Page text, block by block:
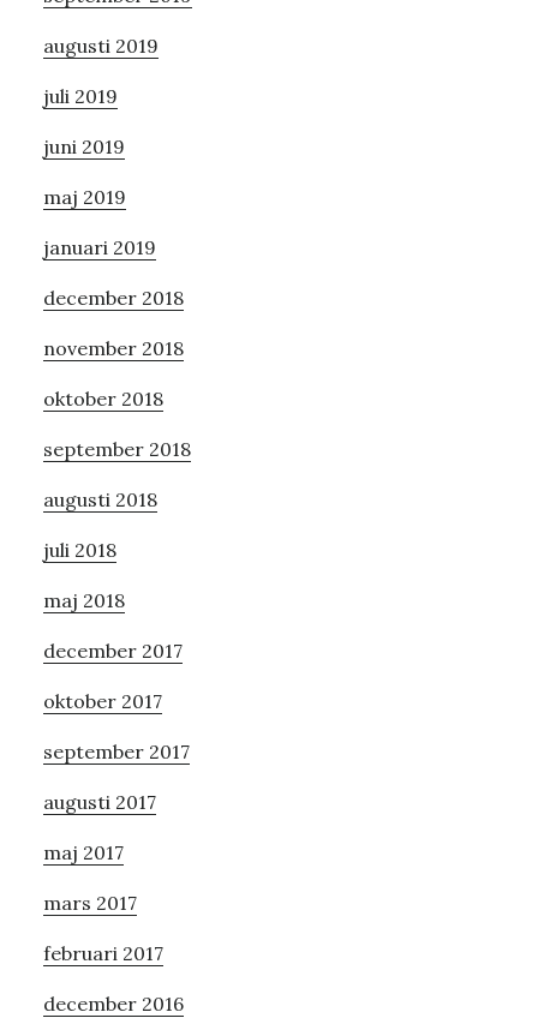
augusti 2019
juli 2019
juni 2019
maj 2019
januari 2019
december 2018
november 2018
oktober 2018
september 2018
augusti 2018
juli 2018
maj 2018
december 2017
oktober 2017
september 2017
augusti 2017
maj 2017
mars 2017
februari 2017
december 2016